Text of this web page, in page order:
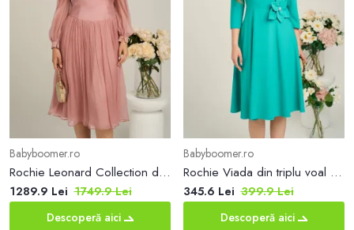
Babyboomer.ro
Rochie Leonard Collection din matase naturala roz
1289.9 Lei 1749.9 Lei
Descoperă aici
Babyboomer.ro
Rochie Viada din triplu voal verde cu floare maxi in talie
345.6 Lei 399.9 Lei
Descoperă aici